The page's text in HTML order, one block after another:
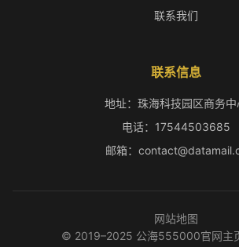
联系我们
联系信息
地址：珠海科技园区商务中
电话：17544503685
邮箱：
网站地图
© 2019–2025 公海555000官网主